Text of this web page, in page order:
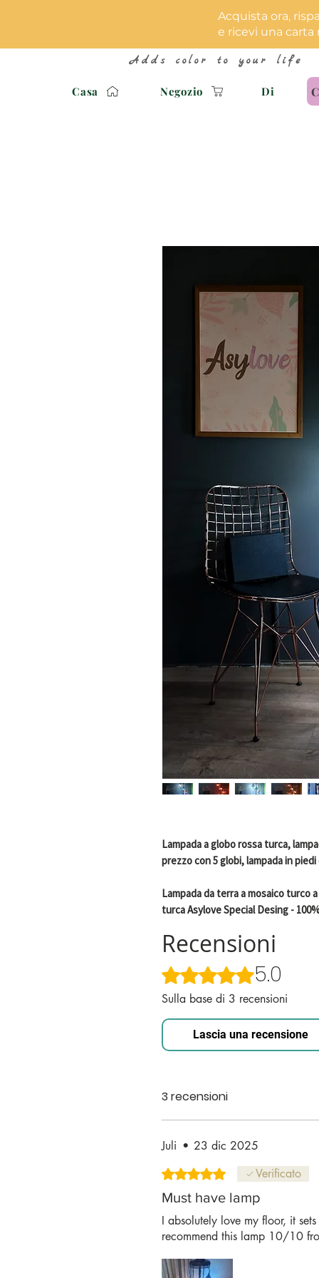
Adds color to your life
Casa Negozio Di
Acquista ora,
e ricevi una carta
Lampada a globo rossa turca,
prezzo con 5 globi, lampada in
Lampada da terra a mosaico turco
turca Asylove Special Desing -
Lampada turca elettrica fatta a
Facile da montare e utilizzare in
Esposizione di luci davvero bella
DIMENSIONI:
Altezza: 52 pollici; Larghezza: 14
Recensioni
Valutazione 5 stelle su 5.
5.0
Sulla base di 3 recensioni
Lascia una recensione
3 recensioni
Juli • 23 dic 2025
Valutazione 5 stelle su 5.
Verificato
Must have lamp
I absolutely love my floor, it
recommend this lamp 10/10